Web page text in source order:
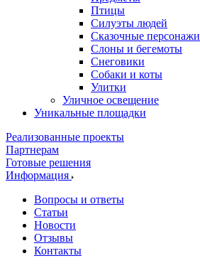
Птицы
Силуэты людей
Сказочные персонажи
Слоны и бегемоты
Снеговики
Собаки и коты
Улитки
Уличное освещение
Уникальные площадки
Реализованные проекты
Партнерам
Готовые решения
Информация
Вопросы и ответы
Статьи
Новости
Отзывы
Контакты